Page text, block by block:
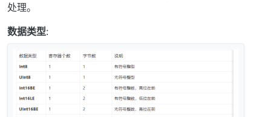
处理。
数据类型: